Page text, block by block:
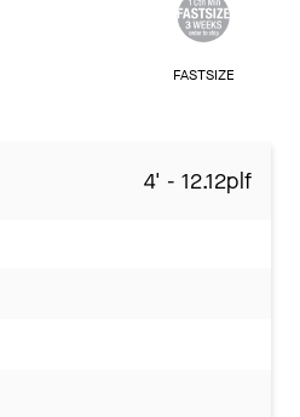
FASTSIZE
4' - 12.12plf